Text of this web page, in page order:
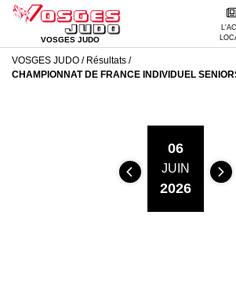
VOSGES JUDO
VOSGES JUDO / Résultats /
CHAMPIONNAT DE FRANCE INDIVIDUEL
06
JUIN
2026